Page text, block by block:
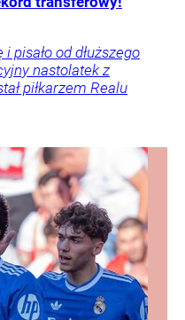
pisało od dłuższego
nastolatek z
piłkarzem Realu